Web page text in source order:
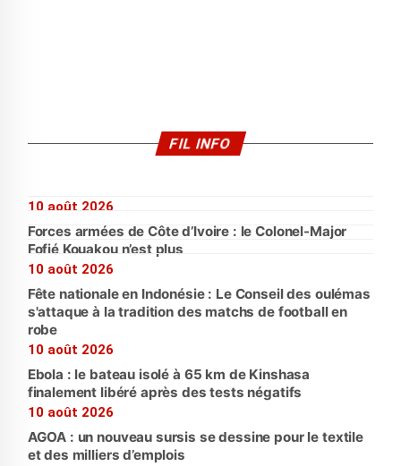
FIL INFO
10 août 2026
Forces armées de Côte d’Ivoire : le Colonel-Major
Fofié Kouakou n’est plus
10 août 2026
Fête nationale en Indonésie : Le Conseil des oulémas
s'attaque à la tradition des matchs de football en
robe
10 août 2026
Ebola : le bateau isolé à 65 km de Kinshasa
finalement libéré après des tests négatifs
10 août 2026
AGOA : un nouveau sursis se dessine pour le textile
et des milliers d’emplois